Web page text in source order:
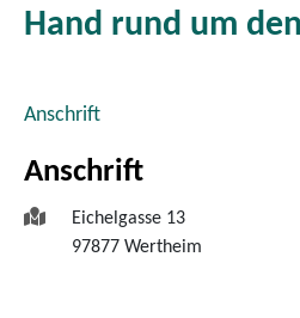
Hand rund um
Anschrift
Anschrift
Eichelgasse 13
97877 Wertheim